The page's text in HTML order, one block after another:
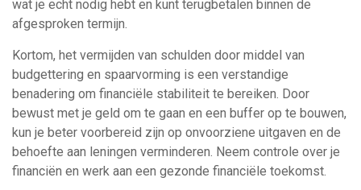
wat je echt nodig hebt en kunt terugbetalen binnen de
afgesproken termijn.
Kortom, het vermijden van schulden door middel van
budgettering en spaarvorming is een verstandige
benadering om financiële stabiliteit te bereiken. Door
bewust met je geld om te gaan en een buffer op te bouwen,
kun je beter voorbereid zijn op onvoorziene uitgaven en de
behoefte aan leningen verminderen. Neem controle over je
financiën en werk aan een gezonde financiële toekomst.